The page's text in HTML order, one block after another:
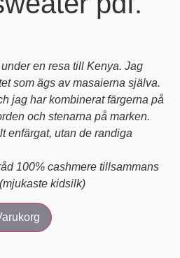
en resa till Kenya. Jag
som ägs av masaierna själva.
jag har kombinerat färgerna på
och stenarna på marken.
enfärgat, utan de randiga
100% cashmere tillsammans
kidsilk)